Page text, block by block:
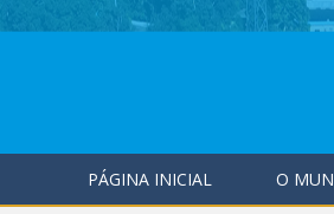
PÁGINA INICIAL O